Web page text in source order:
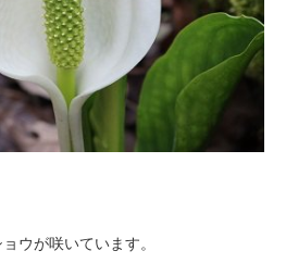
ウが咲いています。